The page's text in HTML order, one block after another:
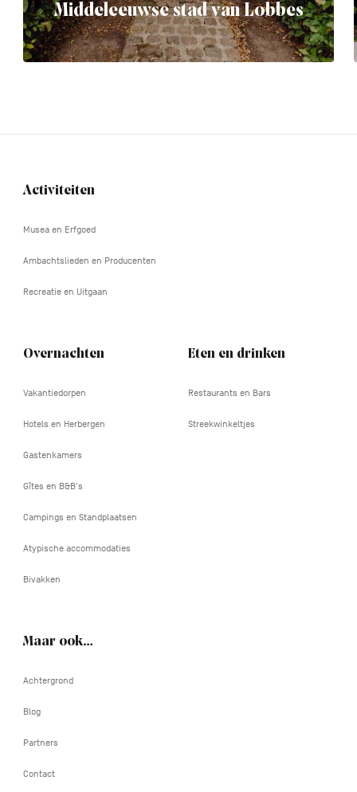
Middeleeuwse stad van Lobbes
Navigation
Activiteiten
Musea en Erfgoed
Ambachtslieden en Producenten
Recreatie en Uitgaan
Overnachten
Vakantiedorpen
Hotels en Herbergen
Gastenkamers
Gîtes en B&B's
Campings en Standplaatsen
Atypische accommodaties
Bivakken
Eten en drinken
Restaurants en Bars
Streekwinkeltjes
Maar ook…
Achtergrond
Blog
Partners
Contact